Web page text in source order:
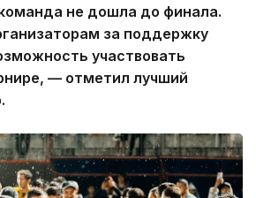
не дошла до финала.
за поддержку
участвовать
— отметил лучший